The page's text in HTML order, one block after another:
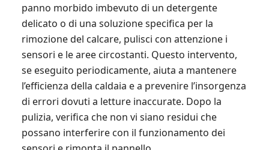
panno morbido imbevuto di un detergente
delicato o di una soluzione specifica per la
rimozione del calcare, pulisci con attenzione i
sensori e le aree circostanti. Questo intervento,
se eseguito periodicamente, aiuta a mantenere
l’efficienza della caldaia e a prevenire l’insorgenza
di errori dovuti a letture inaccurate. Dopo la
pulizia, verifica che non vi siano residui che
possano interferire con il funzionamento dei